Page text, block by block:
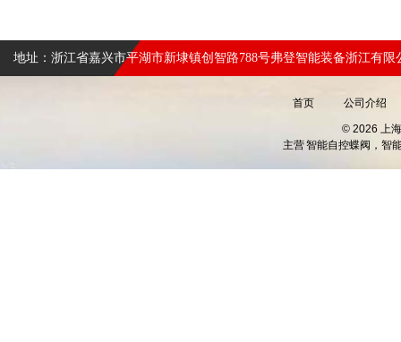
地址：浙江省嘉兴市平湖市新埭镇创智路788号弗登智能装备浙江有限
首页 公司介绍
© 2026 上
主营智能自控蝶阀，智